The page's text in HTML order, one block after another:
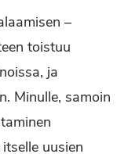
–
toistuu
ja
Minulle, samoin
uusien